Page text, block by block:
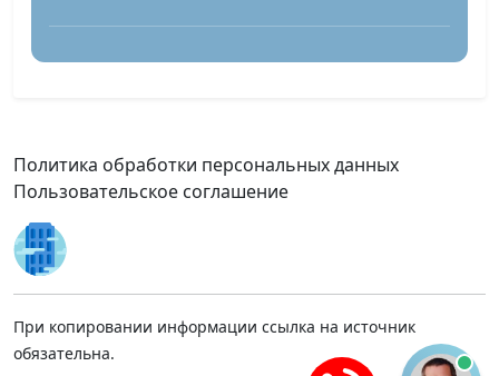
Политика обработки персональных данных
Пользовательское соглашение
При копировании информации ссылка на источник
обязательна.